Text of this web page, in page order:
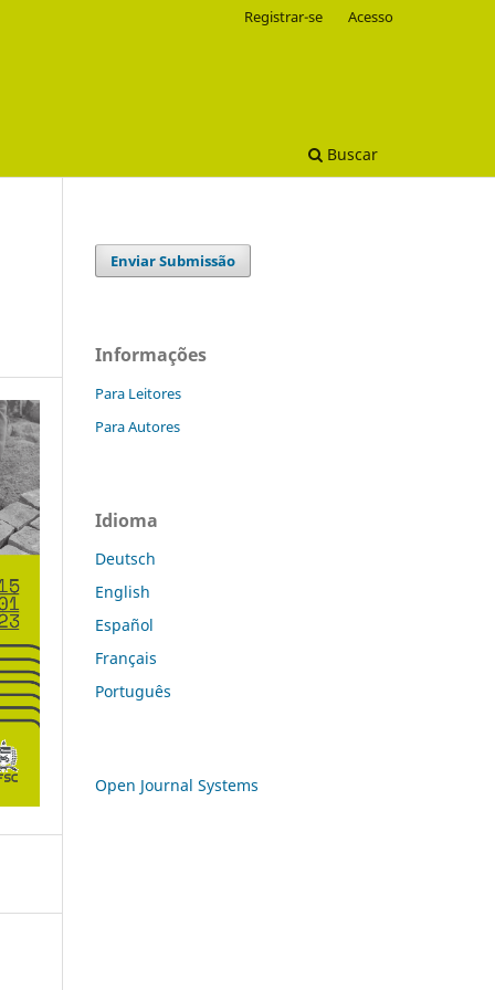
Buscar
Registrar-se Acesso
Enviar Submissão
Informações
Para Leitores
Para Autores
Idioma
Deutsch
English
Español
Français
Português
Open Journal Systems